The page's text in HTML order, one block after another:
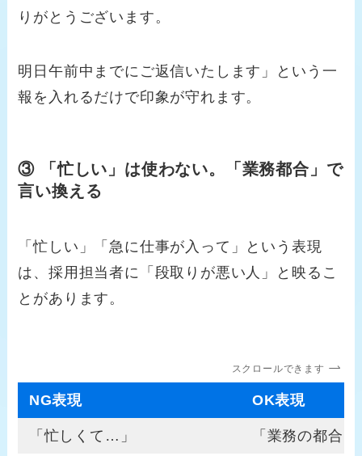
りがとうございます。
明日午前中までにご返信いたします」という一
報を入れるだけで印象が守れます。
③ 「忙しい」は使わない。「業務都合」で
言い換える
「忙しい」「急に仕事が入って」という表現
は、採用担当者に「段取りが悪い人」と映るこ
とがあります。
スクロールできます
NG表現 OK表現
「忙しくて…」 「業務の都合